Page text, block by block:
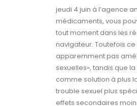
jeudi 4 juin à l’agence
médicaments, vous
tout moment dans les
navigateur. Toutefois ce
apparemment pas
sexuelles», tandis que
comme solution à plus
trouble sexuel plus
effets secondaires